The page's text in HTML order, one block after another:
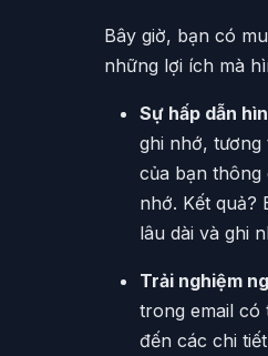
Bây giờ, bạn có
những lợi ích mà
Sự hấp dẫn
ghi nhớ, tương
của bạn thông
nhớ. Kết quả?
lâu dài và ghi
Trải nghiệm
trong email có
đến các chi